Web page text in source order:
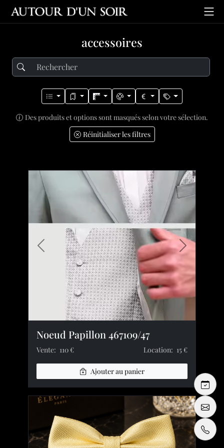
accessoires
Des produits et options sont masqués selon votre sélection.
Réinitialiser les filtres
Image précédente Image
Noeud Papillon 467109/47
Vente: 110 € Location: 15 €
Ajouter au panier